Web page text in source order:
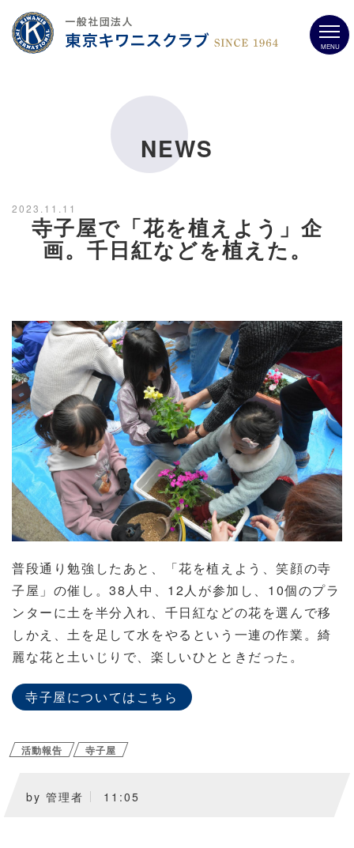
MENU
NEWS
2023.11.11
寺子屋で「花を植えよう」企
画。千日紅などを植えた。
普段通り勉強したあと、「花を植えよう、笑顔の寺
子屋」の催し。38人中、12人が参加し、10個のプラ
ンターに土を半分入れ、千日紅などの花を選んで移
しかえ、土を足して水をやるという一連の作業。綺
麗な花と土いじりで、楽しいひとときだった。
寺子屋についてはこちら
活動報告 寺子屋
by 管理者 11:05